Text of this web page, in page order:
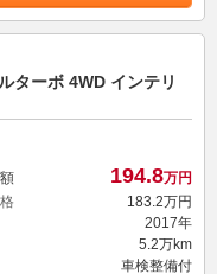
ターボ 4WD インテリ
194.8万円
183.2万円
2017年
5.2万km
車検整備付